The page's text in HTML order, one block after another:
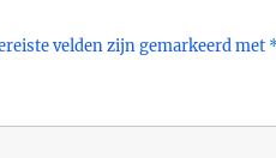
velden zijn gemarkeerd met